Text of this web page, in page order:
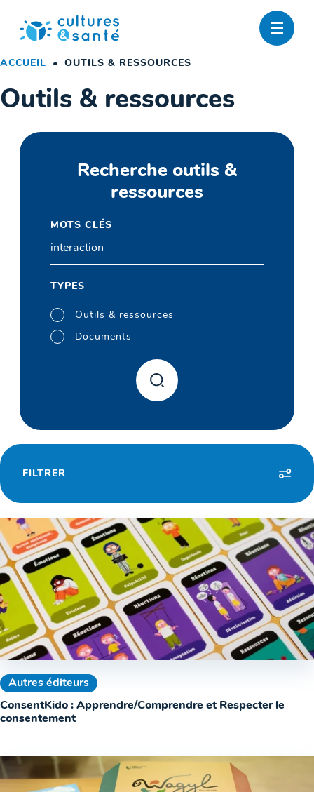
contenu
ACCUEIL OUTILS & RESSOURCES
Outils & ressources
Recherche outils &
ressources
MOTS CLÉS
TYPES
Outils & ressources
Documents
FILTRER
Autres éditeurs
ConsentKido : Apprendre/Comprendre et Respecter le
consentement